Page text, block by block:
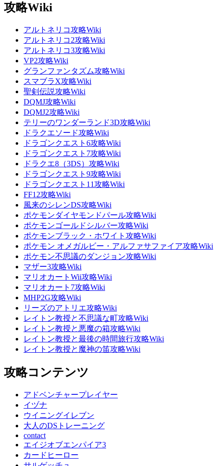
攻略Wiki
アルトネリコ攻略Wiki
アルトネリコ2攻略Wiki
アルトネリコ3攻略Wiki
VP2攻略Wiki
グランファンタズム攻略Wiki
スマブラX攻略Wiki
聖剣伝説攻略Wiki
DQMJ攻略Wiki
DQMJ2攻略Wiki
テリーのワンダーランド3D攻略Wiki
ドラクエソード攻略Wiki
ドラゴンクエスト6攻略Wiki
ドラゴンクエスト7攻略Wiki
ドラクエ8（3DS）攻略Wiki
ドラゴンクエスト9攻略Wiki
ドラゴンクエスト11攻略Wiki
FF12攻略Wiki
風来のシレンDS攻略Wiki
ポケモンダイヤモンドパール攻略Wiki
ポケモンゴールドシルバー攻略Wiki
ポケモンブラック・ホワイト攻略Wiki
ポケモン オメガルビー・アルファサファイア攻略Wiki
ポケモン不思議のダンジョン攻略Wiki
マザー3攻略Wiki
マリオカートWii攻略Wiki
マリオカート7攻略Wiki
MHP2G攻略Wiki
リーズのアトリエ攻略Wiki
レイトン教授と不思議な町攻略Wiki
レイトン教授と悪魔の箱攻略Wiki
レイトン教授と最後の時間旅行攻略Wiki
レイトン教授と魔神の笛攻略Wiki
攻略コンテンツ
アドベンチャープレイヤー
イヅナ
ウイニングイレブン
大人のDSトレーニング
contact
エイジオブエンパイア3
カードヒーロー